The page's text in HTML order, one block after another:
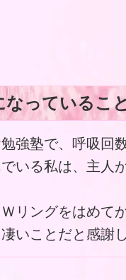
なっているこ
強塾で、呼吸回
いる私は、主人
リングをはめて
いことだと感謝